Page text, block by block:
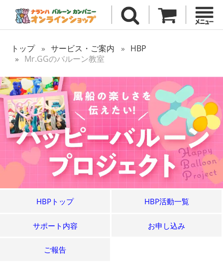
トップ サービス・ご案内
HBP
Mr.GGのバルーン教室
HBPトップ HBP活動一覧
サポート内容 お申し込み
ご報告